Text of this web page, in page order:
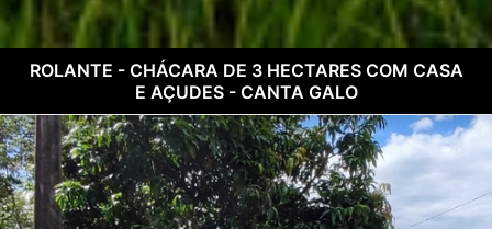
ROLANTE - CHÁCARA DE 3 HECTARES COM CASA
E AÇUDES - CANTA GALO